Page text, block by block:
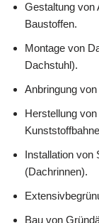
Gestaltung von
Baustoffen.
Montage von
Dachstuhl).
Anbringung
Herstellung
Installation von
(Dachrinnen).
Bau von